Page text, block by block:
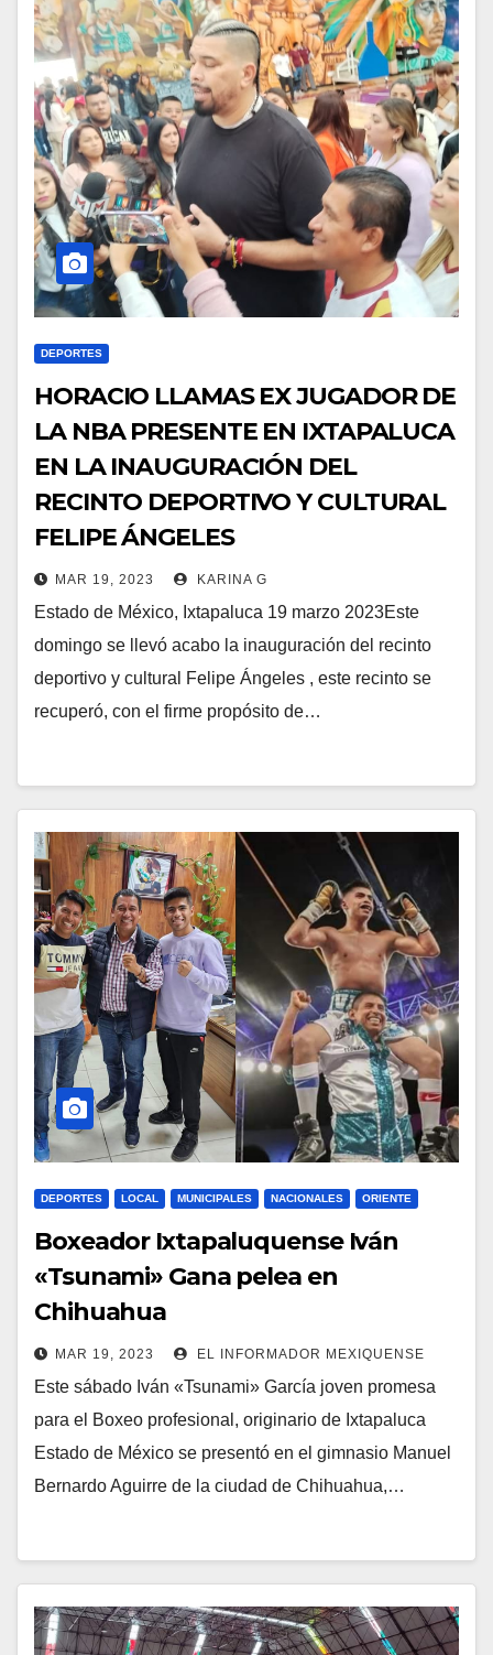
DEPORTES
HORACIO LLAMAS EX JUGADOR DE
LA NBA PRESENTE EN IXTAPALUCA
EN LA INAUGURACIÓN DEL
RECINTO DEPORTIVO Y CULTURAL
FELIPE ÁNGELES
MAR 19, 2023 KARINA G
Estado de México, Ixtapaluca 19 marzo 2023Este
domingo se llevó acabo la inauguración del recinto
deportivo y cultural Felipe Ángeles , este recinto se
recuperó, con el firme propósito de…
DEPORTES LOCAL MUNICIPALES NACIONALES ORIENTE
Boxeador Ixtapaluquense Iván
«Tsunami» Gana pelea en
Chihuahua
MAR 19, 2023 EL INFORMADOR MEXIQUENSE
Este sábado Iván «Tsunami» García joven promesa
para el Boxeo profesional, originario de Ixtapaluca
Estado de México se presentó en el gimnasio Manuel
Bernardo Aguirre de la ciudad de Chihuahua,…